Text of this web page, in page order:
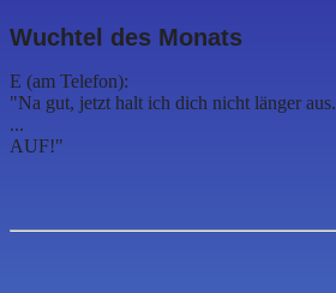
Wuchtel des Monats
E (am Telefon):
"Na gut, jetzt halt ich dich nicht länger aus.
...
AUF!"